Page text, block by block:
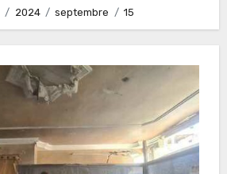
2024 septembre 15